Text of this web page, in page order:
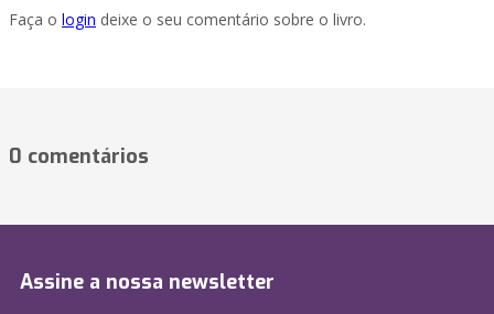
Faça o login deixe o seu comentário sobre o livro.
0 comentários
Assine a nossa newsletter